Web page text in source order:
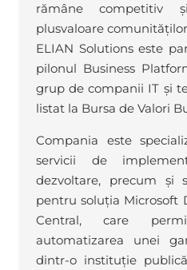
rămâne
plusvaloare
ELIAN Solutions este
pilonul Business
grup de companii IT și
listat la Bursa de Valori
Compania este
servicii de
dezvoltare, precum și
pentru soluția Microsoft
Central, care
automatizarea unei
dintr-o instituție